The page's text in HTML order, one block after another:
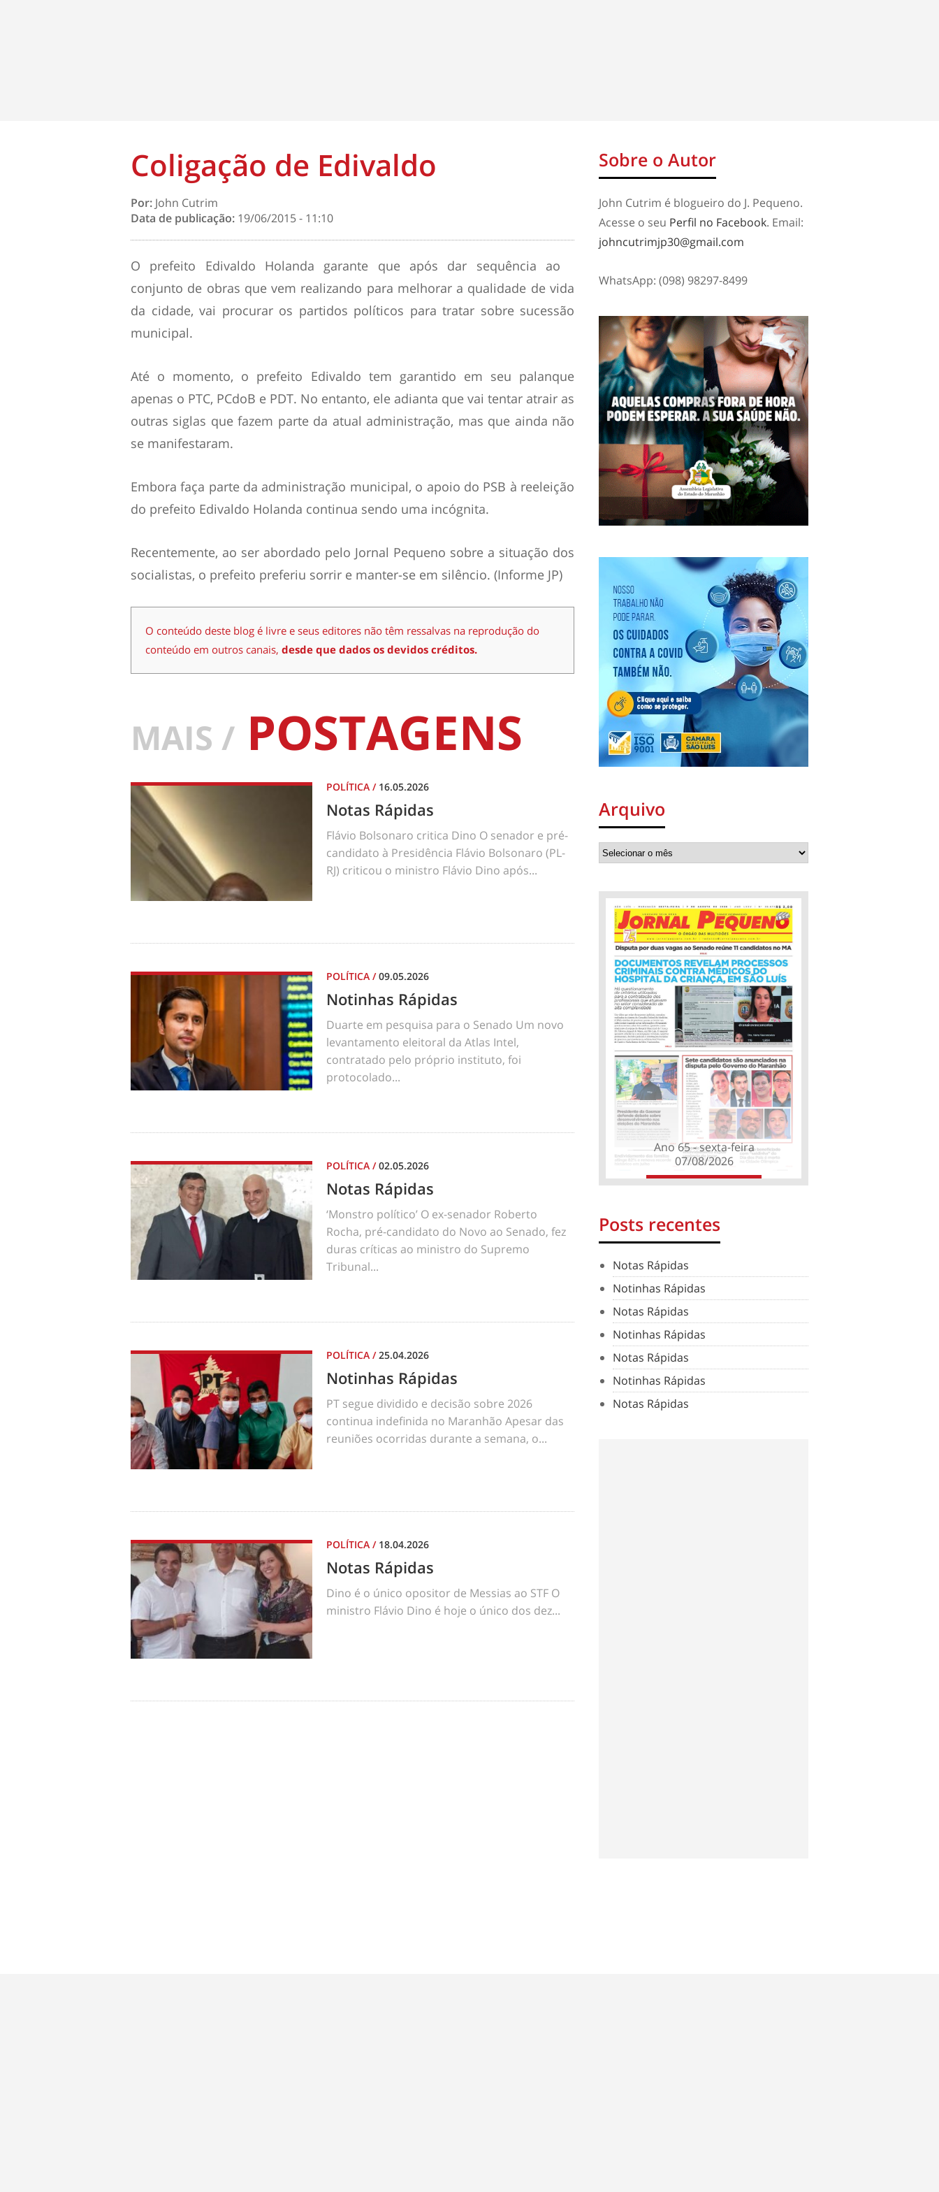
Coligação de Edivaldo
Por: John Cutrim
Data de publicação: 19/06/2015 - 11:10
O prefeito Edivaldo Holanda garante que após dar sequência ao
conjunto de obras que vem realizando para melhorar a qualidade de vida
da cidade, vai procurar os partidos políticos para tratar sobre sucessão
municipal.
Até o momento, o prefeito Edivaldo tem garantido em seu palanque
apenas o PTC, PCdoB e PDT. No entanto, ele adianta que vai tentar atrair as
outras siglas que fazem parte da atual administração, mas que ainda não
se manifestaram.
Embora faça parte da administração municipal, o apoio do PSB à reeleição
do prefeito Edivaldo Holanda continua sendo uma incógnita.
Recentemente, ao ser abordado pelo Jornal Pequeno sobre a situação dos
socialistas, o prefeito preferiu sorrir e manter-se em silêncio. (Informe JP)
O conteúdo deste blog é livre e seus editores não têm ressalvas na reprodução do
conteúdo em outros canais, desde que dados os devidos créditos.
MAIS / POSTAGENS
POLÍTICA / 16.05.2026
Notas Rápidas
Flávio Bolsonaro critica Dino O senador e pré-
candidato à Presidência Flávio Bolsonaro (PL-
RJ) criticou o ministro Flávio Dino após...
POLÍTICA /09.05.2026
Notinhas Rápidas
Duarte em pesquisa para o Senado Um novo
levantamento eleitoral da Atlas Intel,
contratado pelo próprio instituto, foi
protocolado...
POLÍTICA /02.05.2026
Notas Rápidas
‘Monstro político’ O ex-senador Roberto
Rocha, pré-candidato do Novo ao Senado, fez
duras críticas ao ministro do Supremo
Tribunal...
POLÍTICA /25.04.2026
Notinhas Rápidas
PT segue dividido e decisão sobre 2026
continua indefinida no Maranhão Apesar das
reuniões ocorridas durante a semana, o...
POLÍTICA / 18.04.2026
Notas Rápidas
Dino é o único opositor de Messias ao STF O
ministro Flávio Dino é hoje o único dos dez...
Sobre o Autor
John Cutrim é blogueiro do J. Pequeno.
Acesse o seu Perfil no Facebook. Email:
johncutrimjp30@gmail.com
WhatsApp: (098) 98297-8499
Arquivo
Ano 65 - sexta-feira
07/08/2026
Posts recentes
Notas Rápidas
Notinhas Rápidas
Notas Rápidas
Notinhas Rápidas
Notas Rápidas
Notinhas Rápidas
Notas Rápidas